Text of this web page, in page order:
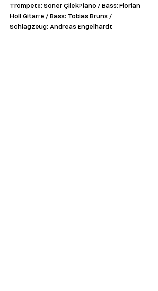
Trompete: Soner ÇilekPiano / Bass: Florian
Holl Gitarre / Bass: Tobias Bruns /
Schlagzeug: Andreas Engelhardt